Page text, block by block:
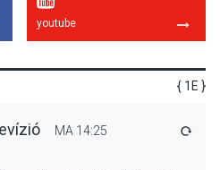
youtube
{ 1E }
MA 14:25